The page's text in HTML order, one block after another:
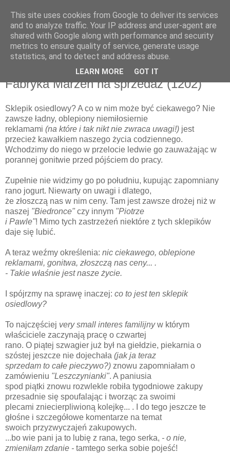
czwartek, 18 kwietnia 2013
Fabryka Мarzeń na sprzedaż (1202)
Sklepik osiedlowy? A co w nim może być ciekawego? Nie
zawsze ładny, oblepiony niemiłosiernie
reklamami (na które i tak nikt nie zwraca uwagi!) jest
przecież kawałkiem naszego życia codziennego.
Wchodzimy do niego w przelocie ledwie go zauważając w
porannej gonitwie przed pójściem do pracy.
Zupełnie nie widzimy go po południu, kupując zapomniany
rano jogurt. Niewarty on uwagi i dlatego,
że złoszczą nas w nim ceny. Tam jest zawsze drożej niż w
naszej "Biedronce" czy innym "Piotrze
i Pawle"! Mimo tych zastrzeżeń niektóre z tych sklepików
daje się lubić.
A teraz weźmy określenia: nic ciekawego, oblepione
reklamami, gonitwa, złoszczą nas ceny... .
- Takie właśnie jest nasze życie.
I spójrzmy na sprawę inaczej: co to jest ten sklepik
osiedlowy?
To najczęściej very small interes familijnyw którym
właściciele zaczynają pracę o czwartej
rano. O piątej szwagier już był na giełdzie, piekarnia o
szóstej jeszcze nie dojechała (jak ja teraz
sprzedam to całe pieczywo?) znowu zapomniałam o
zamówieniu "Leszczynianki". A paniusia
spod piątki znowu rozwlekle robiła tygodniowe zakupy
przesadnie się spoufalając i tworząc za swoimi
plecami zniecierpliwioną kolejkę... . I do tego jeszcze te
głośne i szczegółowe komentarze na temat
swoich przyzwyczajeń zakupowych.
...bo wie pani ja to lubię z rana, tego serka, - o nie,
zmieniłam zdanie - tamtego serka sobie pojeść!
This site uses cookies from Google to deliver its services
and to analyze traffic. Your IP address and user-agent are
shared with Google along with performance and security
metrics to ensure quality of service, generate usage
statistics, and to detect and address abuse.
LEARN MORE GOT IT